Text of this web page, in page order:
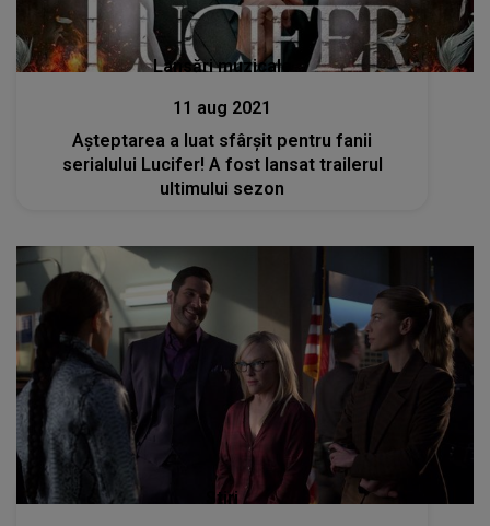
Lansări muzicale
11 aug 2021
Așteptarea a luat sfârșit pentru fanii
serialului Lucifer! A fost lansat trailerul
ultimului sezon
Stiri